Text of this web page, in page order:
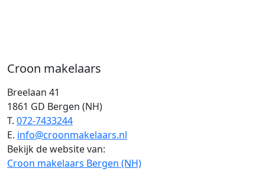
Croon makelaars
Breelaan 41
1861 GD Bergen (NH)
T. 072-7433244
E. info@croonmakelaars.nl
Bekijk de website van:
Croon makelaars Bergen (NH)